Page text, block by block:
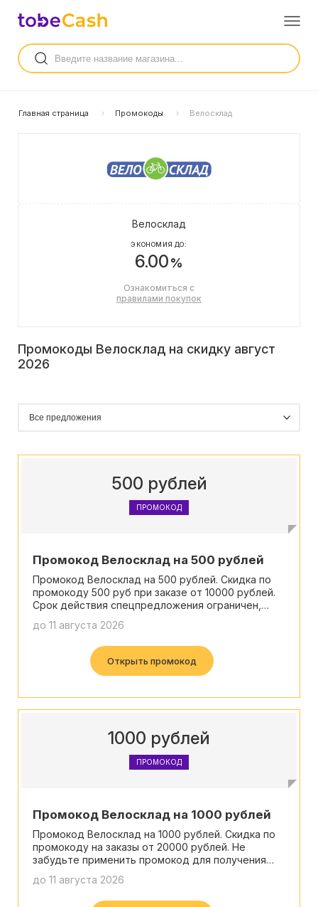
Главная страница Промокоды Велосклад
Велосклад
ЭКОНОМИЯ ДО:
6.00%
Ознакомиться с
правилами покупок
Промокоды Велосклад на скидку август
2026
500 рублей
ПРОМОКОД
Промокод Велосклад на 500 рублей
Промокод Велосклад на 500 рублей. Скидка по
промокоду 500 руб при заказе от 10000 рублей.
Срок действия спецпредложения ограничен,
до 11 августа 2026
Открыть промокод
1000 рублей
ПРОМОКОД
Промокод Велосклад на 1000 рублей
Промокод Велосклад на 1000 рублей. Скидка по
промокоду на заказы от 20000 рублей. Не
забудьте применить промокод для получения
до 11 августа 2026